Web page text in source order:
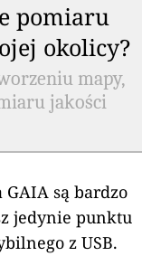
pomiaru
okolicy?
mapy,
jakości
są bardzo
jedynie punktu
z USB.